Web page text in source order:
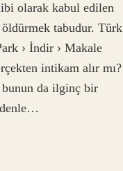
olarak kabul edilen
öldürmek tabudur. Türk
› İndir › Makale
intikam alır mı?
bunun da ilginç bir